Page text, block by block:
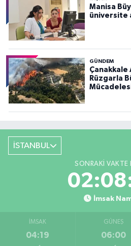
Manisa
üniversite
GÜNDEM
Çanakkale
Rüzgarla
İSTANBUL
SONRAKI VAKTE
İmsak
İMSAK
04:19
GÜNEŞ
06:00